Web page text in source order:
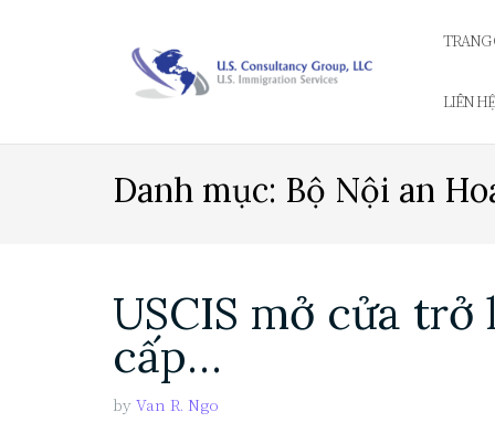
LIÊN HỆ
Danh mục: Bộ Nội an
USCIS mở cửa
cấp…
by Van R. Ngo